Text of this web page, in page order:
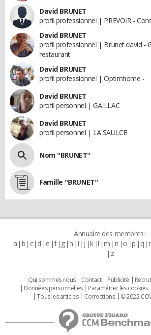
David BRUNET
profil professionnel | PREVOIR -
David BRUNET
profil professionnel | Brunet david -
restaurant
David BRUNET
profil professionnel | Optimhome -
David BRUNET
profil personnel | GAILLAC
David BRUNET
profil personnel | LA SAULCE
Nom "BRUNET"
Famille "BRUNET"
Annuaire des membres :
a b c d e f g h i j k l m n o p q r
z
Qui sommes nous Contact Publicité
Données personnelles
Paramétrer les cookies
Tous les articles
Corrections © 2022